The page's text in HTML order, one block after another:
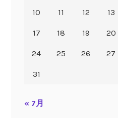
10 11 12 13
17 18 19 20
24 25 26 27
31
« 7月